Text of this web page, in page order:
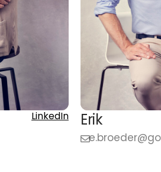
LinkedIn Erik